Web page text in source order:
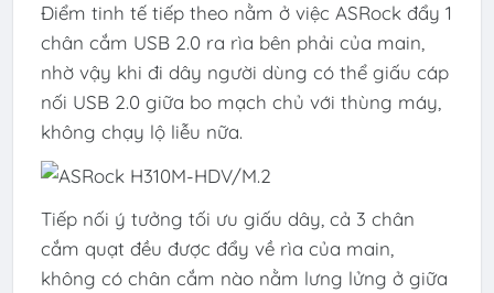
Điểm tinh tế tiếp theo nằm ở việc ASRock đẩy 1
chân cắm USB 2.0 ra rìa bên phải của main,
nhờ vậy khi đi dây người dùng có thể giấu cáp
nối USB 2.0 giữa bo mạch chủ với thùng máy,
không chạy lộ liễu nữa.
Tiếp nối ý tưởng tối ưu giấu dây, cả 3 chân
cắm quạt đều được đẩy về rìa của main,
không có chân cắm nào nằm lưng lửng ở giữa